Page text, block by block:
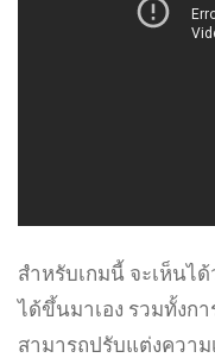
สำหรับเกมนี้ จะเห็นไ
ได้ขึ้นมาเอง รวมทั้งก
สามารถปรับแต่งควา